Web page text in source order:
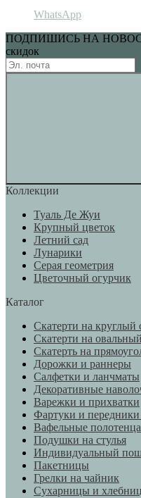
WhatsApp
ПОДПИШИСЬ НА
скидок
Коллекции
Туаль Де Жуи
Крупный цветок
Летний сад
Лунарики
Серая геометрия
Цветочный огурчик
Каталог
Скатерти на круглый
Скатерти на
Скатерть на
Дорожки и раннеры
Салфетки и ланчматы
Декоративные
Варежки и прихватки
Фартуки и
Вафельные полотенца
Подушки на стулья
Индивидуальный
Пакетницы
Грелки на чайник
Сухарницы и